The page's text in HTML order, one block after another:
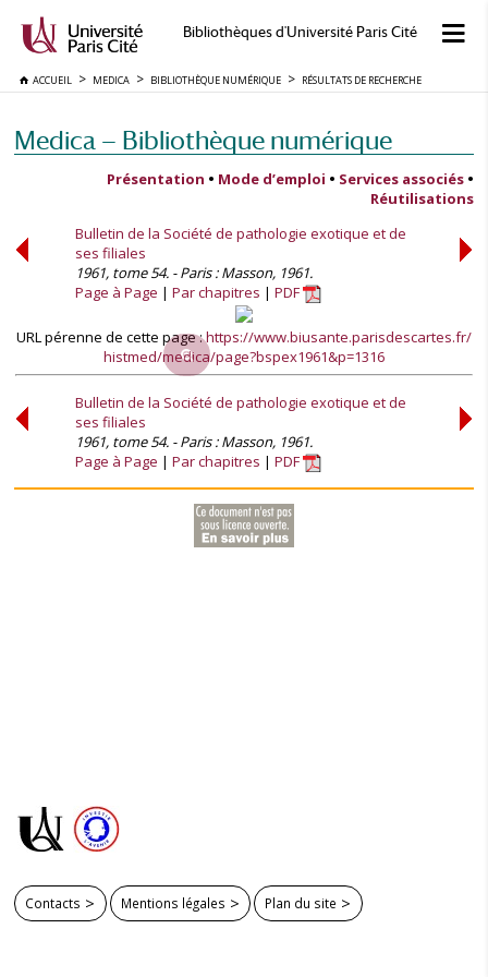
Bibliothèques d'Université Paris Cité
ACCUEIL MEDICA BIBLIOTHÈQUE NUMÉRIQUE RÉSULTATS DE RECHERCHE
Medica — Bibliothèque numérique
Présentation • Mode d’emploi • Services associés •
Réutilisations
Bulletin de la Société de pathologie exotique et de
ses filiales
1961, tome 54. - Paris : Masson, 1961.
Page à Page
Par chapitres PDF
URL pérenne de cette page :https://www.biusante.parisdescartes.fr/
histmed/medica/page?bspex1961&p=1316
Bulletin de la Société de pathologie exotique et de
ses filiales
1961, tome 54. - Paris : Masson, 1961.
Page à Page
Par chapitres PDF
Contacts Mentions légales Plan du site